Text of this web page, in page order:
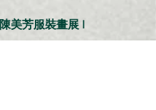
陳美芳服裝畫展 I